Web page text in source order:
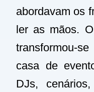
abordavam os
ler as mãos.
transformou-
casa de
DJs,